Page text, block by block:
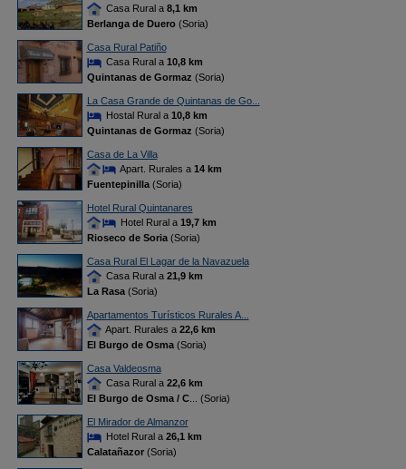
Casa Rural a 8,1 km
Berlanga de Duero(Soria)
Casa Rural Patiño
Casa Rural a 10,8 km
Quintanas de Gormaz (Soria)
La Casa Grande de Quintanas de Go...
Hostal Rural a 10,8 km
Quintanas de Gormaz (Soria)
Casa de La Villa
Apart. Rurales a 14 km
Fuentepinilla(Soria)
Hotel Rural Quintanares
Hotel Rural a 19,7 km
Rioseco de Soria(Soria)
Casa Rural El Lagar de la Navazuela
Casa Rural a 21,9 km
La Rasa(Soria)
Apartamentos Turísticos Rurales A...
Apart. Rurales a 22,6 km
El Burgo de Osma(Soria)
Casa Valdeosma
Casa Rural a 22,6 km
El Burgo de Osma / C... (Soria)
El Mirador de Almanzor
Hotel Rural a 26,1 km
Calatañazor(Soria)